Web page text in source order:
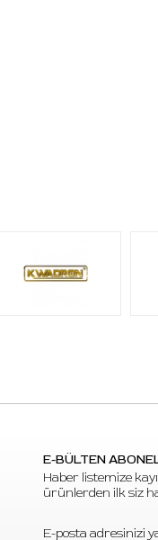
E-BÜLTEN
Haber listemize
ürünlerden ilk siz